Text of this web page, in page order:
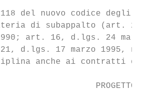
del nuovo codice degli
di subappalto (art.
art. 16, d.lgs. 24
d.lgs. 17 marzo 1995, n.
anche ai contratti di
PROGETTO E